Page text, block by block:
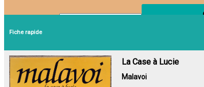
Search Button
Fiche rapide
La Case à Lucie
Malavoi